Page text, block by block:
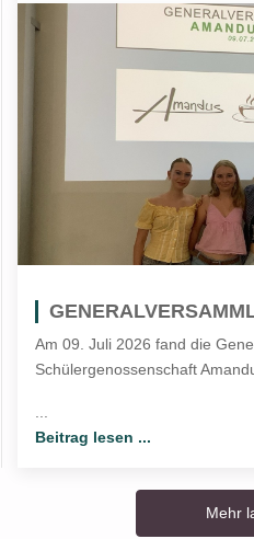
Am 09. Juli 2026 fand die
Schülergenossenschaft
Beitrag lesen ...
Mehr